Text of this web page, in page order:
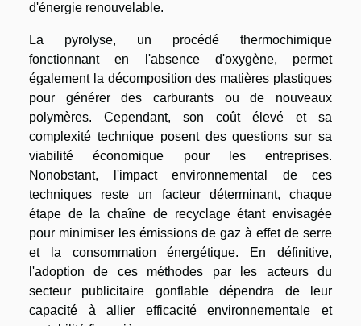
d'énergie renouvelable.
La pyrolyse, un procédé thermochimique
fonctionnant en l'absence d'oxygène, permet
également la décomposition des matières plastiques
pour générer des carburants ou de nouveaux
polymères. Cependant, son coût élevé et sa
complexité technique posent des questions sur sa
viabilité économique pour les entreprises.
Nonobstant, l'impact environnemental de ces
techniques reste un facteur déterminant, chaque
étape de la chaîne de recyclage étant envisagée
pour minimiser les émissions de gaz à effet de serre
et la consommation énergétique. En définitive,
l'adoption de ces méthodes par les acteurs du
secteur publicitaire gonflable dépendra de leur
capacité à allier efficacité environnementale et